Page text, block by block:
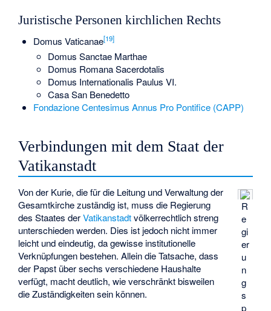
Juristische Personen kirchlichen Rechts
Domus Vaticanae[19]
Domus Sanctae Marthae
Domus Romana Sacerdotalis
Domus Internationalis Paulus VI.
Casa San Benedetto
Fondazione Centesimus Annus Pro Pontifice (CAPP)
Verbindungen mit dem Staat der
Vatikanstadt
R
e
gi
er
u
n
g
s
p
Von der Kurie, die für die Leitung und Verwaltung der
Gesamtkirche zuständig ist, muss die Regierung
des Staates derVatikanstadtvölkerrechtlich streng
unterschieden werden. Dies ist jedoch nicht immer
leicht und eindeutig, da gewisse institutionelle
Verknüpfungen bestehen. Allein die Tatsache, dass
der Papst über sechs verschiedene Haushalte
verfügt, macht deutlich, wie verschränkt bisweilen
die Zuständigkeiten sein können.